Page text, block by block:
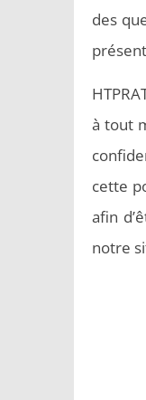
des
à tout
cette
afin
notre